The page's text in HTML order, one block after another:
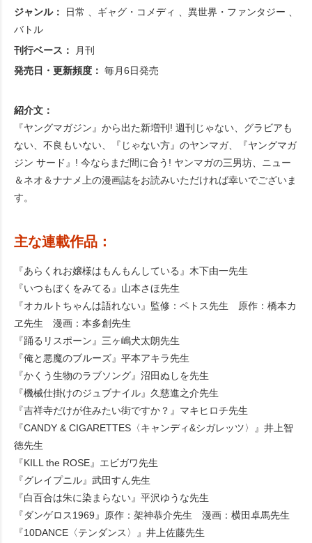
ジャンル：
日常 ギャグ・コメディ
異世界・ファンタジー
バトル
刊行ベース：
月刊
発売日・更新頻度： 毎月6日発売
紹介文：
『ヤングマガジン』から出た新増刊! 週刊じゃない、グラビアも
ない、不良もいない、『じゃない方』のヤンマガ、『ヤングマガ
ジン サード』! 今ならまだ間に合う! ヤンマガの三男坊、ニュー
＆ネオ＆ナナメ上の漫画誌をお読みいただければ幸いでございま
す。
主な連載作品：
『あらくれお嬢様はもんもんしている』木下由一先生
『いつもぼくをみてる』山本さほ先生
『オカルトちゃんは語れない』監修：ペトス先生 原作：橋本カ
ヱ先生 漫画：本多創先生
『踊るリスポーン』三ヶ嶋犬太朗先生
『俺と悪魔のブルーズ』平本アキラ先生
『かくう生物のラブソング』沼田ぬしを先生
『機械仕掛けのジュブナイル』久慈進之介先生
『吉祥寺だけが住みたい街ですか？』マキヒロチ先生
『CANDY & CIGARETTES〈キャンディ&シガレッツ〉』井上智
徳先生
『KILL the ROSE』エビガワ先生
『グレイプニル』武田すん先生
『白百合は朱に染まらない』平沢ゆうな先生
『ダンゲロス1969』原作：架神恭介先生 漫画：横田卓馬先生
『10DANCE〈テンダンス〉』井上佐藤先生